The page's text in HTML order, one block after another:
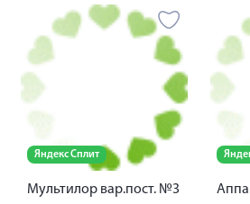
Яндекс Сплит
Мультилор вар.пост. №3